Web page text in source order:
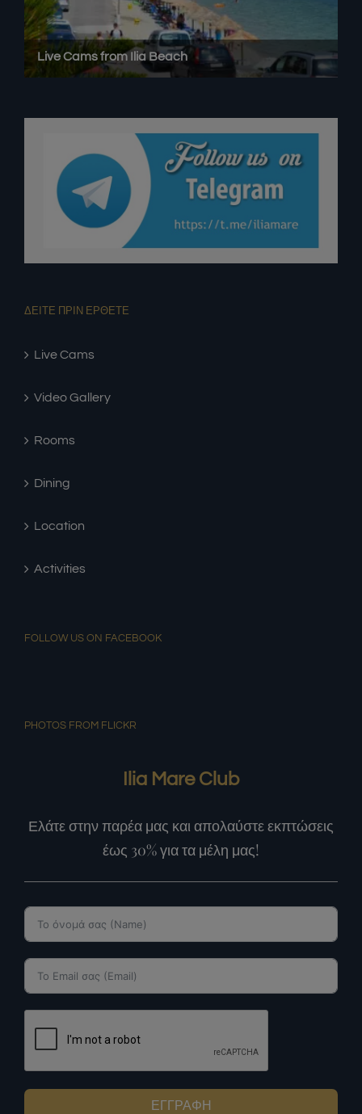
ΔΕΙΤΕ ΠΡΙΝ ΕΡΘΕΤΕ
Live Cams
Video Gallery
Rooms
Dining
Location
Activities
FOLLOW US ON FACEBOOK
PHOTOS FROM FLICKR
Ilia Mare Club
Ελάτε στην παρέα μας και απολαύστε εκπτώσεις
έως 30% για τα μέλη μας!
ΕΓΓΡΑΦΗ